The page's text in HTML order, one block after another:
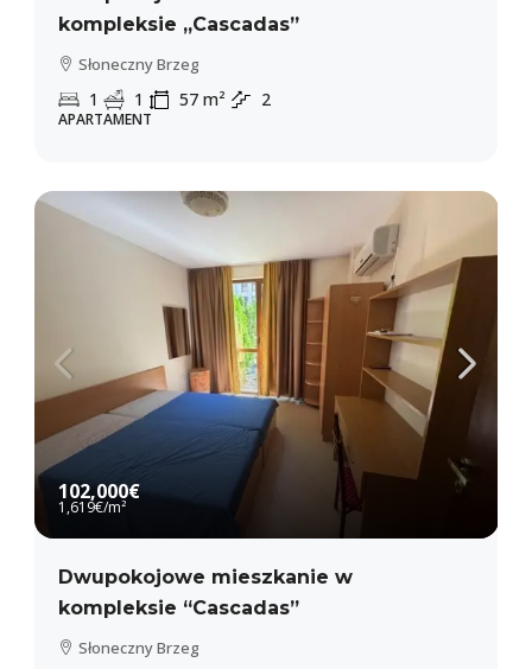
kompleksie „Cascadas”
Słoneczny Brzeg
1 1 57 m² 2
APARTAMENT
102,000€
1,619€/m²
Dwupokojowe mieszkanie w
kompleksie “Cascadas”
Słoneczny Brzeg